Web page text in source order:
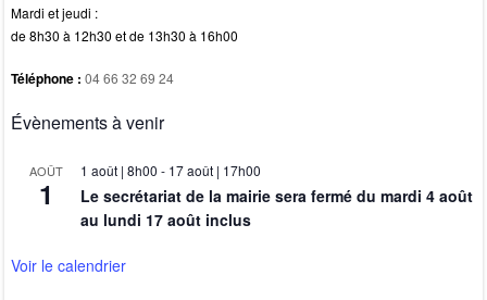
Mardi et jeudi :
de 8h30 à 12h30 et de 13h30 à 16h00
Téléphone : 04 66 32 69 24
Évènements à venir
AOÛT
1
1 août | 8h00 - 17 août | 17h00
Le secrétariat de la mairie sera fermé du mardi 4 août
au lundi 17 août inclus
Voir le calendrier